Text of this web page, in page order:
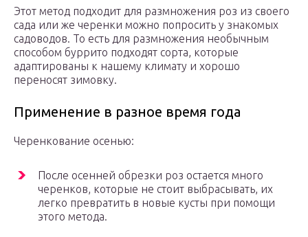
Этот метод подходит для размножения роз из своего
сада или же черенки можно попросить у знакомых
садоводов. То есть для размножения необычным
способом буррито подходят сорта, которые
адаптированы к нашему климату и хорошо
переносят зимовку.
Применение в разное время года
Черенкование осенью:
После осенней обрезки роз остается много
черенков, которые не стоит выбрасывать, их
легко превратить в новые кусты при помощи
этого метода.